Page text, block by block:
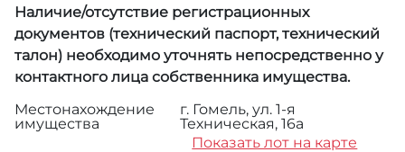
Наличие/отсутствие регистрационных
документов (технический паспорт, технический
талон) необходимо уточнять непосредственно у
контактного лица собственника имущества.
Местонахождение
имущества
г. Гомель, ул. 1-я
Техническая, 16а
Показать лот на карте